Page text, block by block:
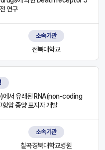
연구
소속기관
전북대학교
에서 유래된 RNA(non-coding
암 종양 표지자 개발
소속기관
칠곡경북대학교병원